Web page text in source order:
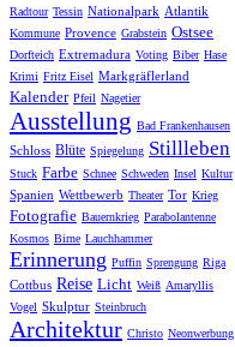
Radtour Tessin Nationalpark Atlantik
Kommune Provence Grabstein Ostsee
Dorfteich Extremadura Voting Biber Hase
Krimi Fritz Eisel Markgräflerland
Kalender Pfeil Nagetier
Ausstellung Bad Frankenhausen
Schloss Blüte Spiegelung Stillleben
Stuck Farbe Schnee Schweden Insel Kultur
Spanien Wettbewerb Theater Tor Krieg
Fotografie Bauernkrieg Parabolantenne
Kosmos Birne Lauchhammer
Erinnerung Puffin Sprengung Riga
Cottbus Reise Licht Weiß Amaryllis
Vogel Skulptur Steinbruch
Architektur Christo Neonwerbung